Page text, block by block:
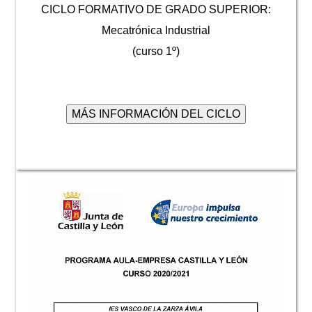
CICLO FORMATIVO DE GRADO SUPERIOR:
Mecatrónica Industrial
(curso 1º)